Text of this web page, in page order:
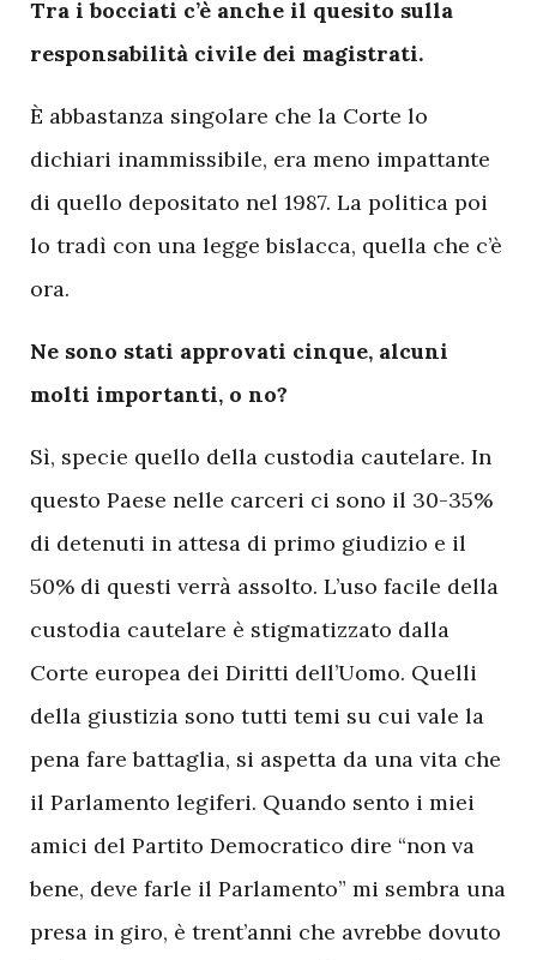
Tra i bocciati c’è anche il quesito sulla
responsabilità civile dei magistrati.
È abbastanza singolare che la Corte lo
dichiari inammissibile, era meno impattante
di quello depositato nel 1987. La politica poi
lo tradì con una legge bislacca, quella che c’è
ora.
Ne sono stati approvati cinque, alcuni
molti importanti, o no?
Sì, specie quello della custodia cautelare. In
questo Paese nelle carceri ci sono il 30-35%
di detenuti in attesa di primo giudizio e il
50% di questi verrà assolto. L’uso facile della
custodia cautelare è stigmatizzato dalla
Corte europea dei Diritti dell’Uomo. Quelli
della giustizia sono tutti temi su cui vale la
pena fare battaglia, si aspetta da una vita che
il Parlamento legiferi. Quando sento i miei
amici del Partito Democratico dire “non va
bene, deve farle il Parlamento” mi sembra una
presa in giro, è trent’anni che avrebbe dovuto